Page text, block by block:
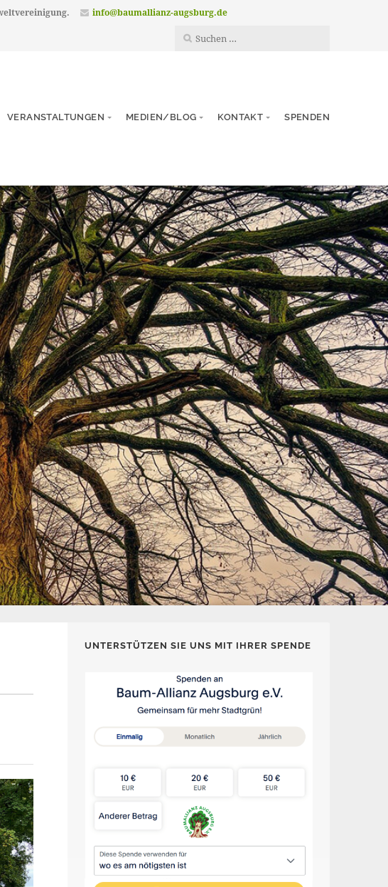
info@baumallianz-augsburg.de
VERANSTALTUNGEN MEDIEN/BLOG KONTAKT SPENDEN
UNTERSTÜTZEN SIE UNS MIT IHRER SPENDE